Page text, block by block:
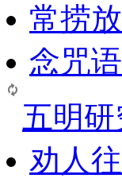
常捞
念咒
五明研
劝人